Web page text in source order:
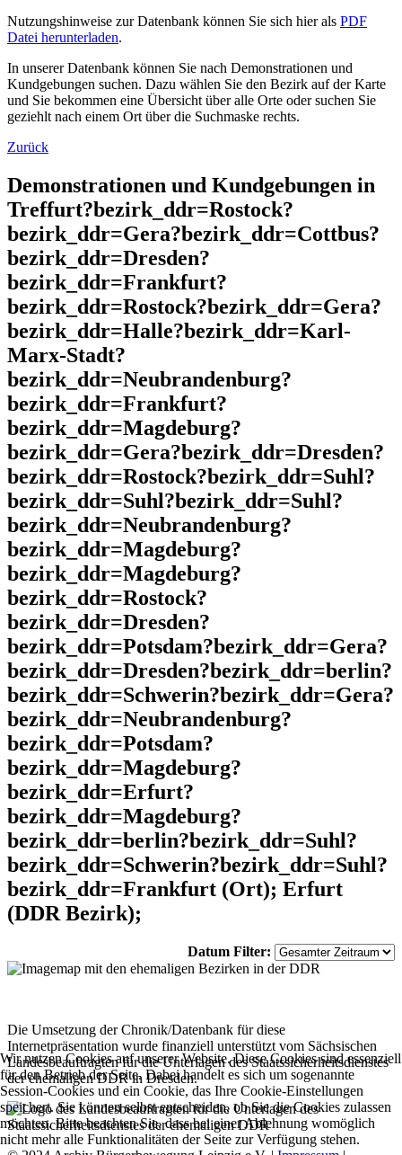
Nutzungshinweise zur Datenbank können Sie sich hier als PDF
Datei herunterladen.
In unserer Datenbank können Sie nach Demonstrationen und
Kundgebungen suchen. Dazu wählen Sie den Bezirk auf der Karte
und Sie bekommen eine Übersicht über alle Orte oder suchen Sie
geziehlt nach einem Ort über die Suchmaske rechts.
Zurück
Demonstrationen und Kundgebungen in
Treffurt?bezirk_ddr=Rostock?
bezirk_ddr=Gera?bezirk_ddr=Cottbus?
bezirk_ddr=Dresden?
bezirk_ddr=Frankfurt?
bezirk_ddr=Rostock?bezirk_ddr=Gera?
bezirk_ddr=Halle?bezirk_ddr=Karl-
Marx-Stadt?
bezirk_ddr=Neubrandenburg?
bezirk_ddr=Frankfurt?
bezirk_ddr=Magdeburg?
bezirk_ddr=Gera?bezirk_ddr=Dresden?
bezirk_ddr=Rostock?bezirk_ddr=Suhl?
bezirk_ddr=Suhl?bezirk_ddr=Suhl?
bezirk_ddr=Neubrandenburg?
bezirk_ddr=Magdeburg?
bezirk_ddr=Magdeburg?
bezirk_ddr=Rostock?
bezirk_ddr=Dresden?
bezirk_ddr=Potsdam?bezirk_ddr=Gera?
bezirk_ddr=Dresden?bezirk_ddr=berlin?
bezirk_ddr=Schwerin?bezirk_ddr=Gera?
bezirk_ddr=Neubrandenburg?
bezirk_ddr=Potsdam?
bezirk_ddr=Magdeburg?
bezirk_ddr=Erfurt?
bezirk_ddr=Magdeburg?
bezirk_ddr=berlin?bezirk_ddr=Suhl?
bezirk_ddr=Schwerin?bezirk_ddr=Suhl?
bezirk_ddr=Frankfurt (Ort); Erfurt
(DDR Bezirk);
Datum Filter:
Die Umsetzung der Chronik/Datenbank für diese
Internetpräsentation wurde finanziell unterstützt vom Sächsischen
Landesbeauftragten für die Unterlagen des Staatssicherheitsdienstes
der ehemaligen DDR in Dresden.
Wir nutzen Cookies auf unserer Website. Diese Cookies sind essenziell
für den Betrieb der Seite. Dabei handelt es sich um sogenannte
Session-Cookies und ein Cookie, das Ihre Cookie-Einstellungen
speichert. Sie können selbst entscheiden, ob Sie die Cookies zulassen
möchten. Bitte beachten Sie, dass bei einer Ablehnung womöglich
nicht mehr alle Funktionalitäten der Seite zur Verfügung stehen.